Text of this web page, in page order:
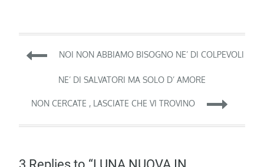
Navigazione
articoli
NOI NON ABBIAMO BISOGNO NE’ DI COLPEVOLI
NE’ DI SALVATORI MA SOLO D’ AMORE
NON CERCATE , LASCIATE CHE VI TROVINO